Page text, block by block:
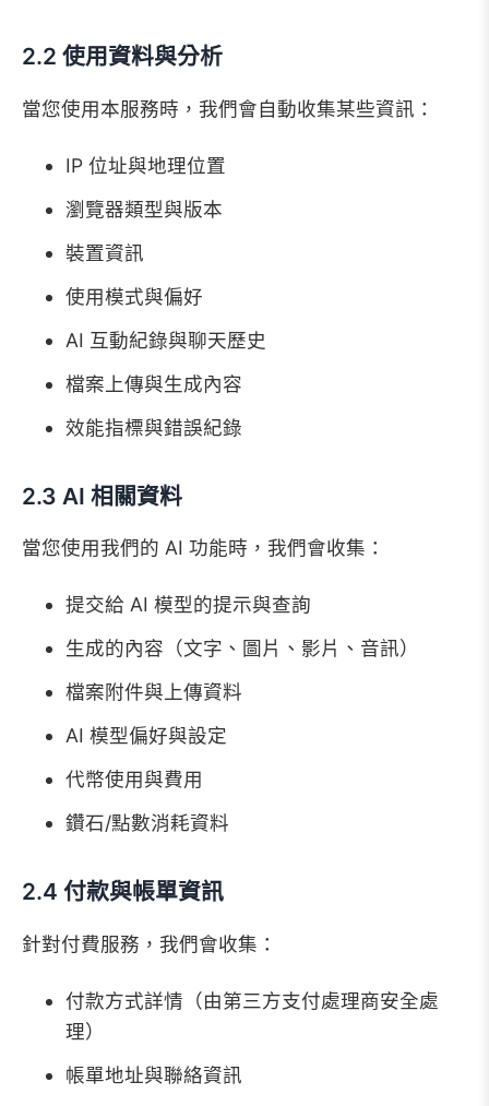
2.2 使用資料與分析
當您使用本服務時，我們會自動收集某些資訊：
IP 位址與地理位置
瀏覽器類型與版本
裝置資訊
使用模式與偏好
AI 互動紀錄與聊天歷史
檔案上傳與生成內容
效能指標與錯誤紀錄
2.3 AI 相關資料
當您使用我們的 AI 功能時，我們會收集：
提交給 AI 模型的提示與查詢
生成的內容（文字、圖片、影片、音訊）
檔案附件與上傳資料
AI 模型偏好與設定
代幣使用與費用
鑽石/點數消耗資料
2.4 付款與帳單資訊
針對付費服務，我們會收集：
付款方式詳情（由第三方支付處理商安全處
理）
帳單地址與聯絡資訊